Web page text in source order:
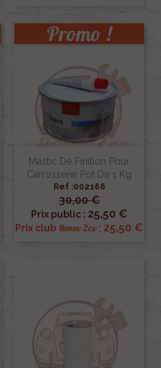
Mastic De Finition Pour
Carrosserie Pot De 1 Kg
Ref :002166
30,00 €
Prix public : 25,50 €
Prix club Renov 2cv : 25,50 €
Promo !